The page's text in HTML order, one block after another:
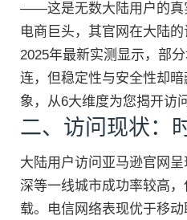
——这是无数大陆用户的真
电商巨头，其官网在大陆的
2025年最新实测显示，部
连，但稳定性与安全性却
象，从6大维度为您揭开访
二、访问现状：
大陆用户访问亚马逊官网
深等一线城市成功率较高
载。电信网络表现优于移